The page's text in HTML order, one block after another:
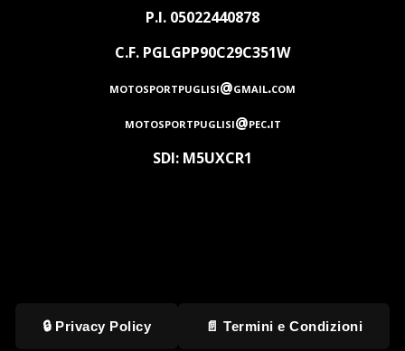
P.I. 05022440878
C.F. PGLGPP90C29C351W
motosportpuglisi@gmail.com
motosportpuglisi@pec.it
SDI: M5UXCR1
🔒 Privacy Policy 📄 Termini e Condizioni